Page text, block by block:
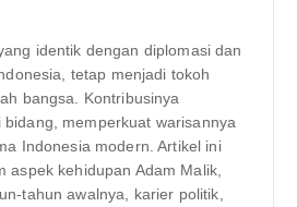
identik dengan diplomasi dan
tetap menjadi tokoh
bangsa. Kontribusinya
memperkuat warisannya
Indonesia modern. Artikel ini
aspek kehidupan Adam Malik,
tahun awalnya, karier politik,